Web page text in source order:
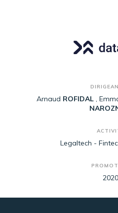
Arnaud ROFIDAL
Legaltech -
2020